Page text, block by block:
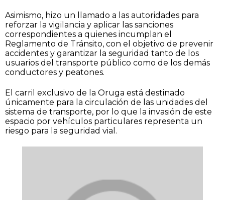
Asimismo, hizo un llamado a las autoridades para
reforzar la vigilancia y aplicar las sanciones
correspondientes a quienes incumplan el
Reglamento de Tránsito, con el objetivo de prevenir
accidentes y garantizar la seguridad tanto de los
usuarios del transporte público como de los demás
conductores y peatones.
El carril exclusivo de la Oruga está destinado
únicamente para la circulación de las unidades del
sistema de transporte, por lo que la invasión de este
espacio por vehículos particulares representa un
riesgo para la seguridad vial.